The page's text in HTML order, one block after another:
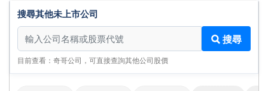
搜尋其他未上市公司
搜尋其他未上市公司
搜尋
目前查看：奇哥公司，可直接查詢其他公司股價